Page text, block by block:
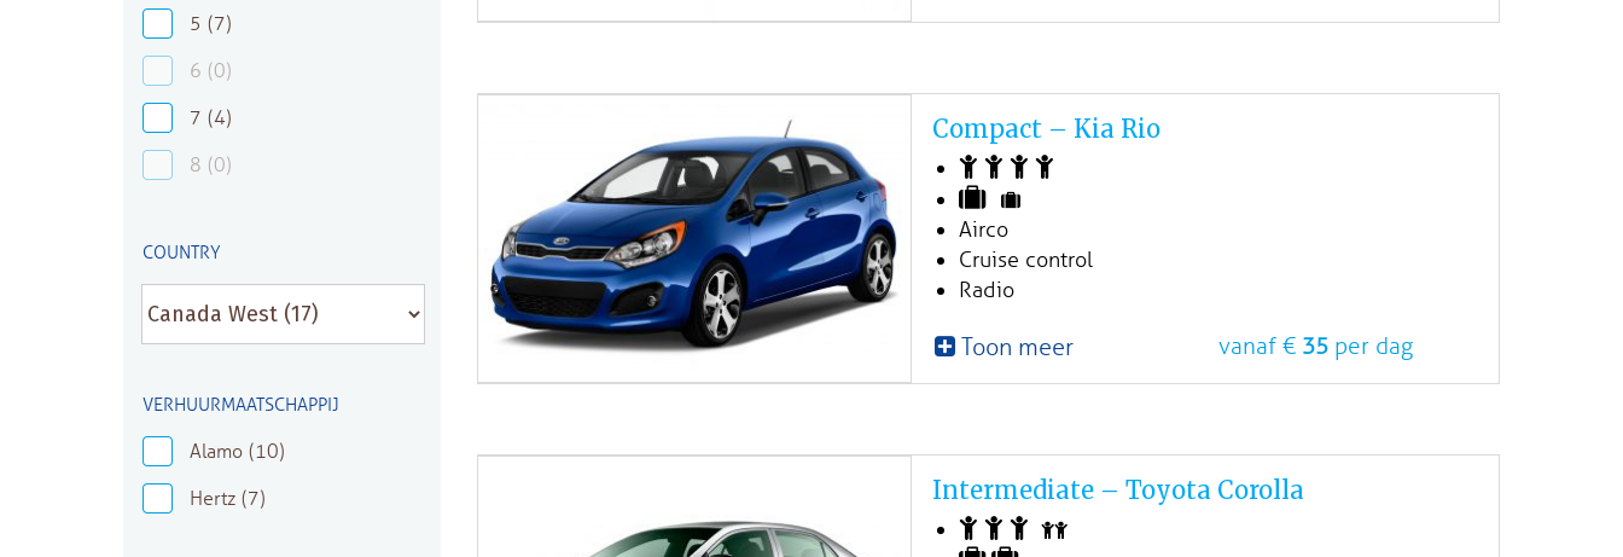
5 (7)
6 (0)
7 (4)
8 (0)
COUNTRY
VERHUURMAATSCHAPPIJ
Alamo (10)
Hertz (7)
Compact – Kia Rio
Airco
Cruise control
Radio
Toon meer vanaf € 35per dag
Intermediate – Toyota Corolla